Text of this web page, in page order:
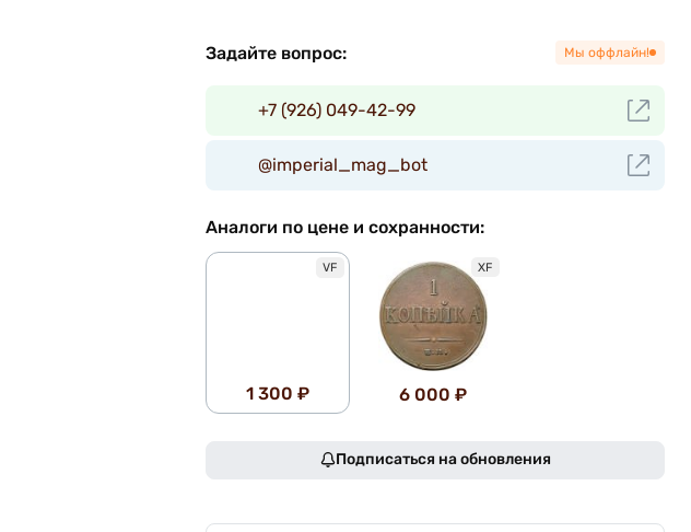
Задайте вопрос: Мы оффлайн!
+7 (926) 049-42-99
@imperial_mag_bot
Аналоги по цене и сохранности:
VF
1 300 ₽
XF
6 000 ₽
Подписаться на обновления